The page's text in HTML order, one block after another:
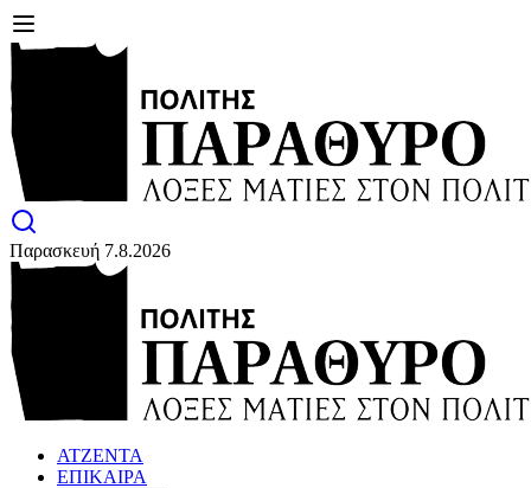
Παρασκευή 7.8.2026
ΑΤΖΕΝΤΑ
ΕΠΙΚΑΙΡΑ